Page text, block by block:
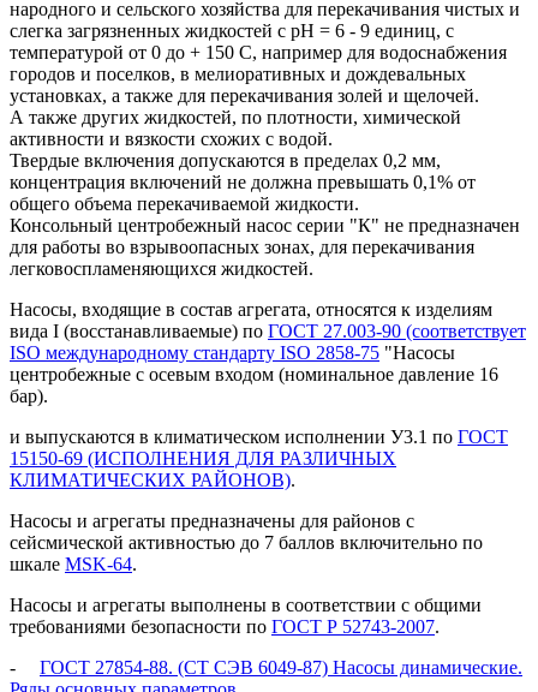
народного и сельского хозяйства для перекачивания чистых и
слегка загрязненных жидкостей с рН = 6 - 9 единиц, с
температурой от 0 до + 150 С, например для водоснабжения
городов и поселков, в мелиоративных и дождевальных
установках, а также для перекачивания золей и щелочей.
А также других жидкостей, по плотности, химической
активности и вязкости схожих с водой.
Твердые включения допускаются в пределах 0,2 мм,
концентрация включений не должна превышать 0,1% от
общего объема перекачиваемой жидкости.
Консольный центробежный насос серии "К" не предназначен
для работы во взрывоопасных зонах, для перекачивания
легковоспламеняющихся жидкостей.
Насосы, входящие в состав агрегата, относятся к изделиям
вида I (восстанавливаемые) по ГОСТ 27.003-90 (соответствует
ISO международному стандарту ISO 2858-75 "Насосы
центробежные с осевым входом (номинальное давление 16
бар).
и выпускаются в климатическом исполнении У3.1 по ГОСТ
15150-69 (ИСПОЛНЕНИЯ ДЛЯ РАЗЛИЧНЫХ
КЛИМАТИЧЕСКИХ РАЙОНОВ).
Насосы и агрегаты предназначены для районов с
сейсмической активностью до 7 баллов включительно по
шкале MSK-64.
Насосы и агрегаты выполнены в соответствии с общими
требованиями безопасности по ГОСТ Р 52743-2007.
- ГОСТ 27854-88. (СТ СЭВ 6049-87) Насосы динамические.